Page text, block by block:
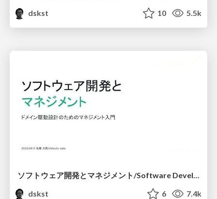
dskst
10 5.5k
dskst
6 7.4k